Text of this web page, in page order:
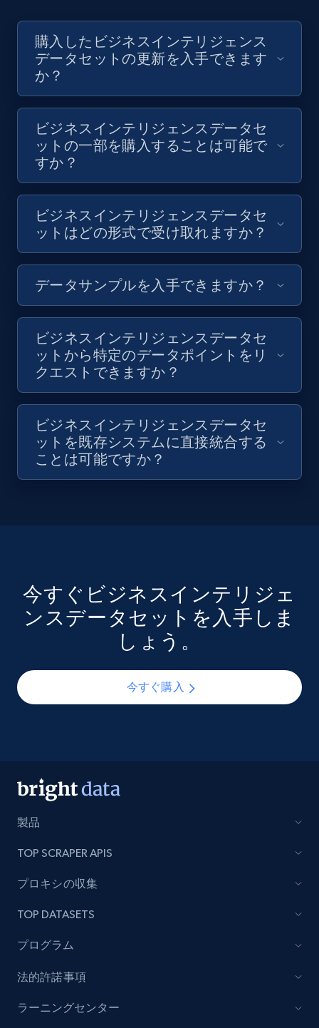
購入したビジネスインテリジェンス
データセットの更新を入手できます
か？
ビジネスインテリジェンスデータセ
ットの一部を購入することは可能で
すか？
ビジネスインテリジェンスデータセ
ットはどの形式で受け取れますか？
データサンプルを入手できますか？
ビジネスインテリジェンスデータセ
ットから特定のデータポイントをリ
クエストできますか？
ビジネスインテリジェンスデータセ
ットを既存システムに直接統合する
ことは可能ですか？
今すぐビジネスインテリジェ
ンスデータセットを入手しま
しょう。
今すぐ購入
製品
TOP SCRAPER APIS
プロキシの収集
TOP DATASETS
プログラム
法的許諾事項
ラーニングセンター